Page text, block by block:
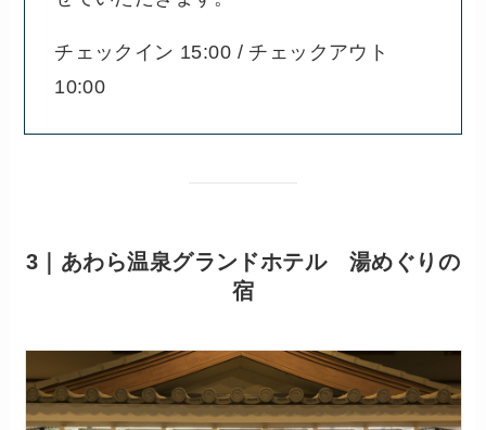
チェックイン 15:00 / チェックアウト
10:00
3｜あわら温泉グランドホテル 湯めぐりの
宿